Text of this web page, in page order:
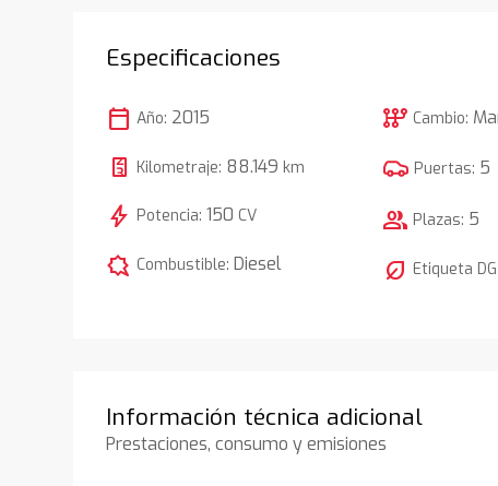
Especificaciones
calendar_today Año: 2015
Kilometraje: 88.149 km
bolt Potencia:150 CV
comic_bubble Combustible:Diesel
auto_transmission Cambio:
Puertas: 5
group Plazas: 5
nest_eco_leaf Etiqueta
Información técnica adicional
Prestaciones, consumo y emisiones